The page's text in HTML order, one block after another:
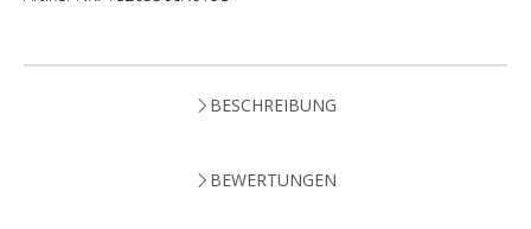
BESCHREIBUNG
BEWERTUNGEN